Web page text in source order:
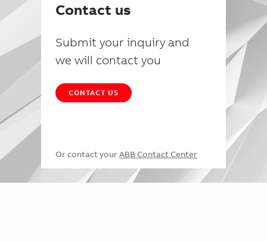
Contact us
Submit your inquiry and
we will contact you
CONTACT US
Or contact your ABB Contact Center